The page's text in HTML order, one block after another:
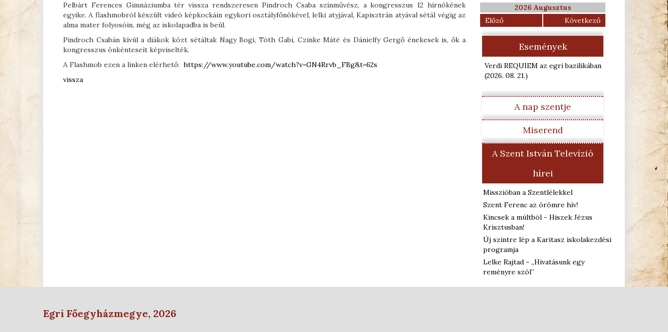
Pelbárt Ferences Gimnáziumba tér vissza rendszeresen Pindroch Csaba színművész, a kongresszus 12 hírnökének
egyike. A flashmobról készült videó képkockáin egykori osztályfőnökével, lelki atyjával, Kapisztrán atyával sétál végig az
alma mater folyosóin, még az iskolapadba is beül.
Pindroch Csabán kívül a diákok közt sétáltak Nagy Bogi, Tóth Gabi, Czinke Máté és Dánielfy Gergő énekesek is, ők a
kongresszus önkénteseit képviselték.
A Flashmob ezen a linken elérhető: https://www.youtube.com/watch?v=GN4Rrvb_ FBg&t=62s
vissza
2026 Augusztus
Előző
Következő
Események
Verdi REQUIEM az egri bazilikában
(2026. 08. 21.)
A nap szentje
Miserend
A Szent István Televízió
hírei
Misszióban a Szentlélekkel
Szent Ferenc az örömre hív!
Kincsek a múltból - Hiszek Jézus
Krisztusban!
Új szintre lép a Karitasz iskolakezdési
programja
Lelke Rajtad - „Hivatásunk egy
reményre szól”
Egri Főegyházmegye, 2026